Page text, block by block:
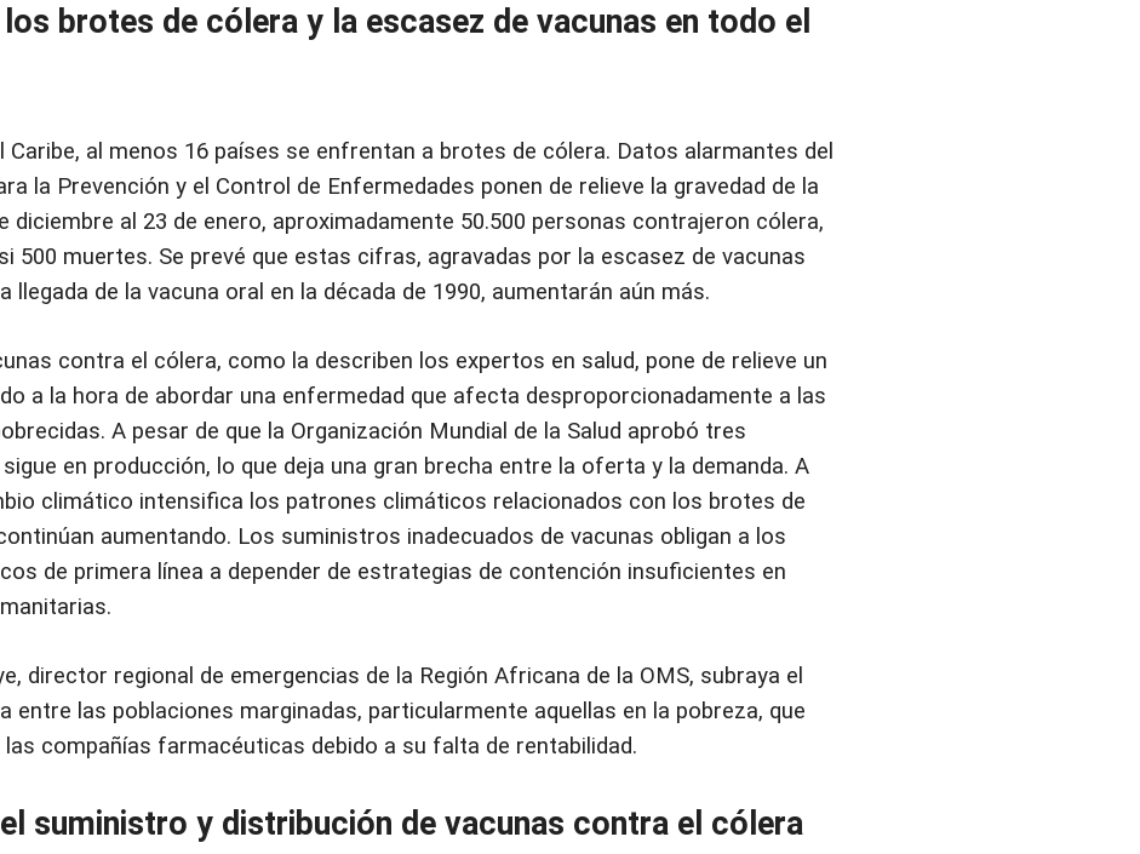
brotes de cólera y la escasez de vacunas en todo el
Caribe, al menos 16 países se enfrentan a brotes de cólera. Datos alarmantes del
la Prevención y el Control de Enfermedades ponen de relieve la gravedad de la
diciembre al 23 de enero, aproximadamente 50.500 personas contrajeron cólera,
500 muertes. Se prevé que estas cifras, agravadas por la escasez de vacunas
llegada de la vacuna oral en la década de 1990, aumentarán aún más.
contra el cólera, como la describen los expertos en salud, pone de relieve un
a la hora de abordar una enfermedad que afecta desproporcionadamente a las
A pesar de que la Organización Mundial de la Salud aprobó tres
en producción, lo que deja una gran brecha entre la oferta y la demanda. A
climático intensifica los patrones climáticos relacionados con los brotes de
aumentando. Los suministros inadecuados de vacunas obligan a los
de primera línea a depender de estrategias de contención insuficientes en
director regional de emergencias de la Región Africana de la OMS, subraya el
entre las poblaciones marginadas, particularmente aquellas en la pobreza, que
compañías farmacéuticas debido a su falta de rentabilidad.
suministro y distribución de vacunas contra el cólera